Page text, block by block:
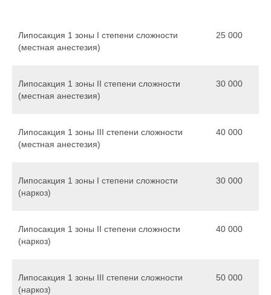
Липосакция 1 зоны I степени сложности
(местная анестезия)
25 000
Липосакция 1 зоны II степени сложности
(местная анестезия)
30 000
Липосакция 1 зоны III степени сложности
(местная анестезия)
40 000
Липосакция 1 зоны I степени сложности
(наркоз)
30 000
Липосакция 1 зоны II степени сложности
(наркоз)
40 000
Липосакция 1 зоны III степени сложности
(наркоз)
50 000